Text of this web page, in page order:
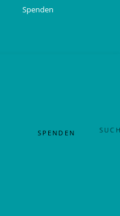
Spenden
SPENDEN